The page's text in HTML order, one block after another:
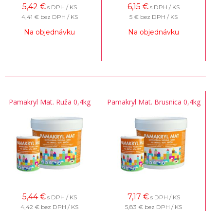
5,42 € s DPH / KS
4,41 € bez DPH / KS
Na objednávku
6,15 € s DPH / KS
5 € bez DPH / KS
Na objednávku
Pamakryl Mat. Ruža 0,4kg
5,44 € s DPH / KS
4,42 € bez DPH / KS
Pamakryl Mat. Brusnica 0,4kg
7,17 € s DPH / KS
5,83 € bez DPH / KS